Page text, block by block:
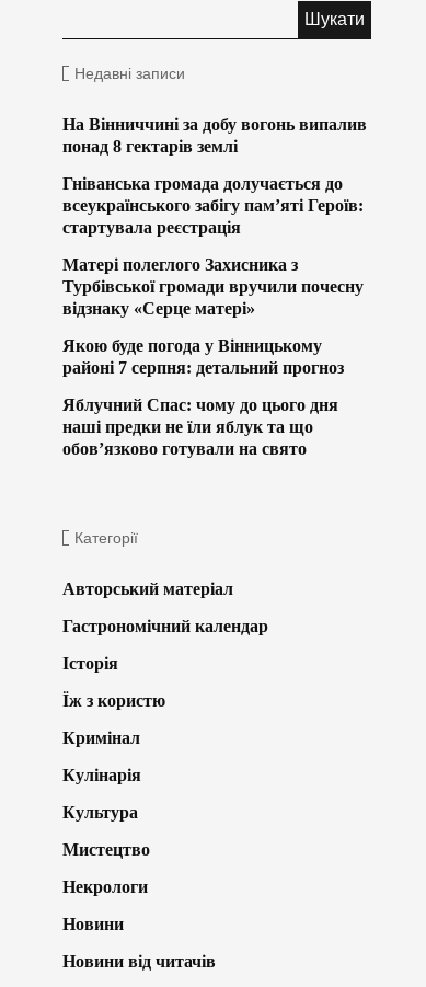
Недавні записи
На Вінниччині за добу вогонь випалив
понад 8 гектарів землі
Гніванська громада долучається до
всеукраїнського забігу пам’яті Героїв:
стартувала реєстрація
Матері полеглого Захисника з
Турбівської громади вручили почесну
відзнаку «Серце матері»
Якою буде погода у Вінницькому
районі 7 серпня: детальний прогноз
Яблучний Спас: чому до цього дня
наші предки не їли яблук та що
обов’язково готували на свято
Категорії
Авторський матеріал
Гастрономічний календар
Історія
Їж з користю
Кримінал
Кулінарія
Культура
Мистецтво
Некрологи
Новини
Новини від читачів